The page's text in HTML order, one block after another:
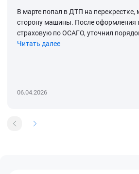
В марте попал в ДТП на перекрестке,
сторону машины. После оформления
страховую по ОСАГО, уточнил
Читать далее
06.04.2026